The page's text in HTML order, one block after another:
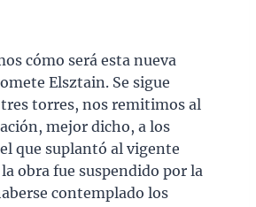
cómo será esta nueva
Elsztain. Se sigue
torres, nos remitimos al
mejor dicho, a los
que suplantó al vigente
obra fue suspendido por la
contemplado los